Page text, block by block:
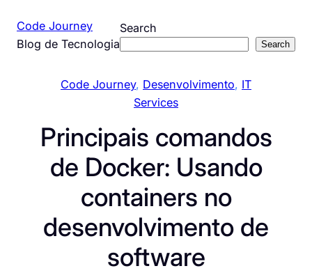
para
Code Journey
Blog de Tecnologia
Search
Search
Code Journey, Desenvolvimento, IT
Services
Principais comandos
de Docker: Usando
containers no
desenvolvimento de
software